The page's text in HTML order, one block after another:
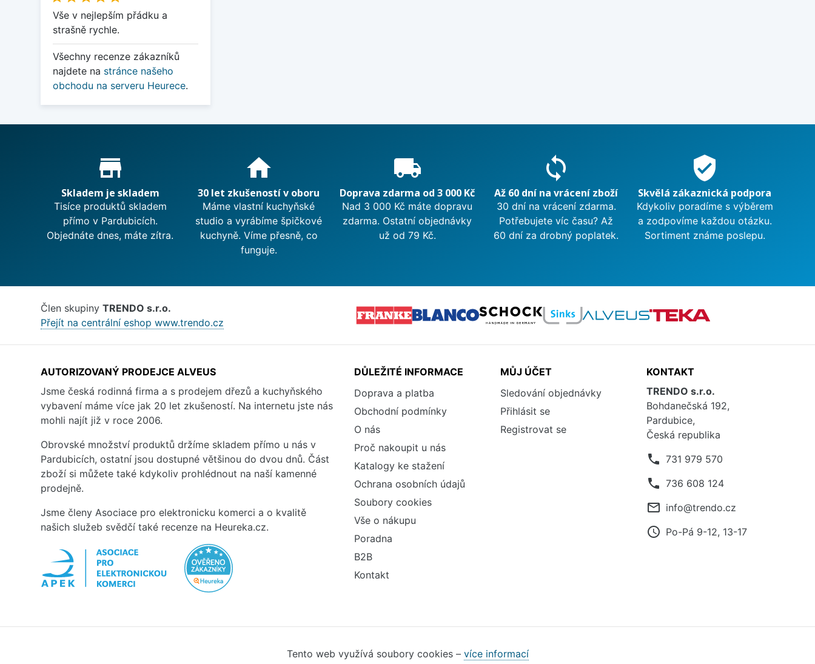
Vše v nejlepším přádku a
strašně rychle.
Všechny recenze zákazníků
najdete na stránce našeho
obchodu na serveru Heurece.
Proč nakupovat u nás?
store_mall_directory
Skladem je skladem
Tisíce produktů skladem
přímo v Pardubicích.
Objednáte dnes, máte zítra.
home
30 let zkušeností v oboru
Máme vlastní kuchyňské
studio a vyrábíme špičkové
kuchyně. Víme přesně, co
funguje.
local_shipping
Doprava zdarma od 3 000 Kč
Nad 3 000 Kč máte dopravu
zdarma. Ostatní objednávky
už od 79 Kč.
sync
Až 60 dní na vrácení zboží
30 dní na vrácení zdarma.
Potřebujete víc času? Až
60 dní za drobný poplatek.
verified_user
Skvělá zákaznická podpora
Kdykoliv poradíme s výběrem
a zodpovíme každou otázku.
Sortiment známe poslepu.
Člen skupiny TRENDO s.r.o.
Přejít na centrální eshop www.trendo.cz
AUTORIZOVANÝ PRODEJCE ALVEUS
Jsme česká rodinná firma a s prodejem dřezů a kuchyňského
vybavení máme více jak 20 let zkušeností. Na internetu jste nás
mohli najít již v roce 2006.
Obrovské množství produktů držíme skladem přímo u nás v
Pardubicích, ostatní jsou dostupné většinou do dvou dnů. Část
zboží si můžete také kdykoliv prohlédnout na naší kamenné
prodejně.
Jsme členy Asociace pro elektronicku komerci a o kvalitě
našich služeb svědčí také recenze na Heureka.cz.
DŮLEŽITÉ INFORMACE
Doprava a platba
Obchodní podmínky
O nás
Proč nakoupit u nás
Katalogy ke stažení
Ochrana osobních údajů
Soubory cookies
Vše o nákupu
Poradna
B2B
Kontakt
MŮJ ÚČET
Sledování objednávky
Přihlásit se
Registrovat se
KONTAKT
TRENDO s.r.o.
Bohdanečská 192,
Pardubice,
Česká republika
phone 731 979 570
phone 736 608 124
mail_outline info@trendo.cz
access_time Po-Pá 9-12, 13-17
Tento web využívá soubory cookies – více informací